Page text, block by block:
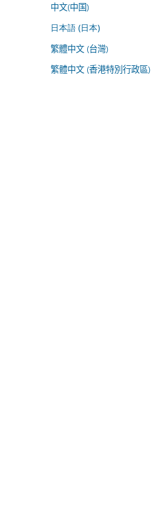
中文(中国)
日本語 (日本)
繁體中文 (台灣)
繁體中文 (香港特別行政區)